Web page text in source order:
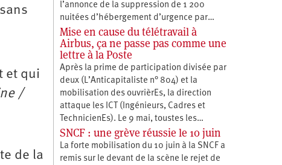
et qui
/
de la
l’annonce de la suppression de 1 200
nuitées d’hébergement d’urgence par…
Mise en cause du télétravail à
Airbus, ça ne passe pas comme une
lettre à la Poste
Après la prime de participation divisée par
deux (L’Anticapitaliste n° 804) et la
mobilisation des ouvrièrEs, la direction
attaque les ICT (Ingénieurs, Cadres et
TechnicienEs). Le 9 mai, toustes les…
SNCF : une grève réussie le 10 juin
La forte mobilisation du 10 juin à la SNCF a
remis sur le devant de la scène le rejet de